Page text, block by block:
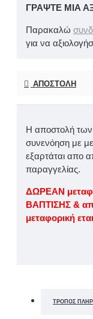
ΓΡΆΨΤΕ ΜΙΑ
Παρακαλώ
για να
ΑΠΟΣΤΟΛΉ
Η αποστολή των
συνενόηση με
εξαρτάται απο
παραγγελίας.
ΔΩΡΕΑΝ
ΒΑΠΤΙΣΗΣ &
μεταφορική
ΤΡΌΠΟΣ